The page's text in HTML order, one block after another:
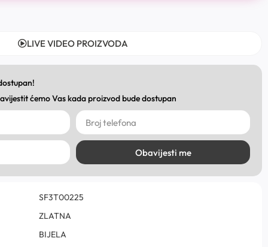
LIVE VIDEO PROIZVODA
ćemo Vas kada proizvod bude dostupan
Obavijesti me
SF3T00225
ZLATNA
BIJELA